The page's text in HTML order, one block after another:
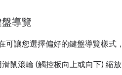
導覽
可讓您選擇偏好的鍵盤導覽樣式
鼠滾輪 (觸控板向上或向下) 縮